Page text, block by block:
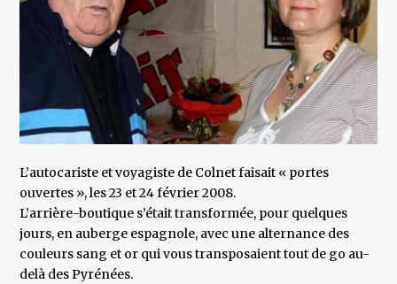
L’autocariste et voyagiste de Colnet faisait « portes
ouvertes », les 23 et 24 février 2008.
L’arrière-boutique s’était transformée, pour quelques
jours, en auberge espagnole, avec une alternance des
couleurs sang et or qui vous transposaient tout de go au-
delà des Pyrénées.